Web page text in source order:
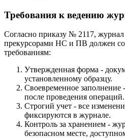
Требования к ведению
Согласно приказу № 2117,
прекурсорами НС и ПВ должен
требованиям:
Утвержденная форма -
установленному образцу.
Своевременное заполнение
после проведения операций.
Строгий учет - все
фиксируются в журнале.
Контроль за хранением -
безопасном месте,